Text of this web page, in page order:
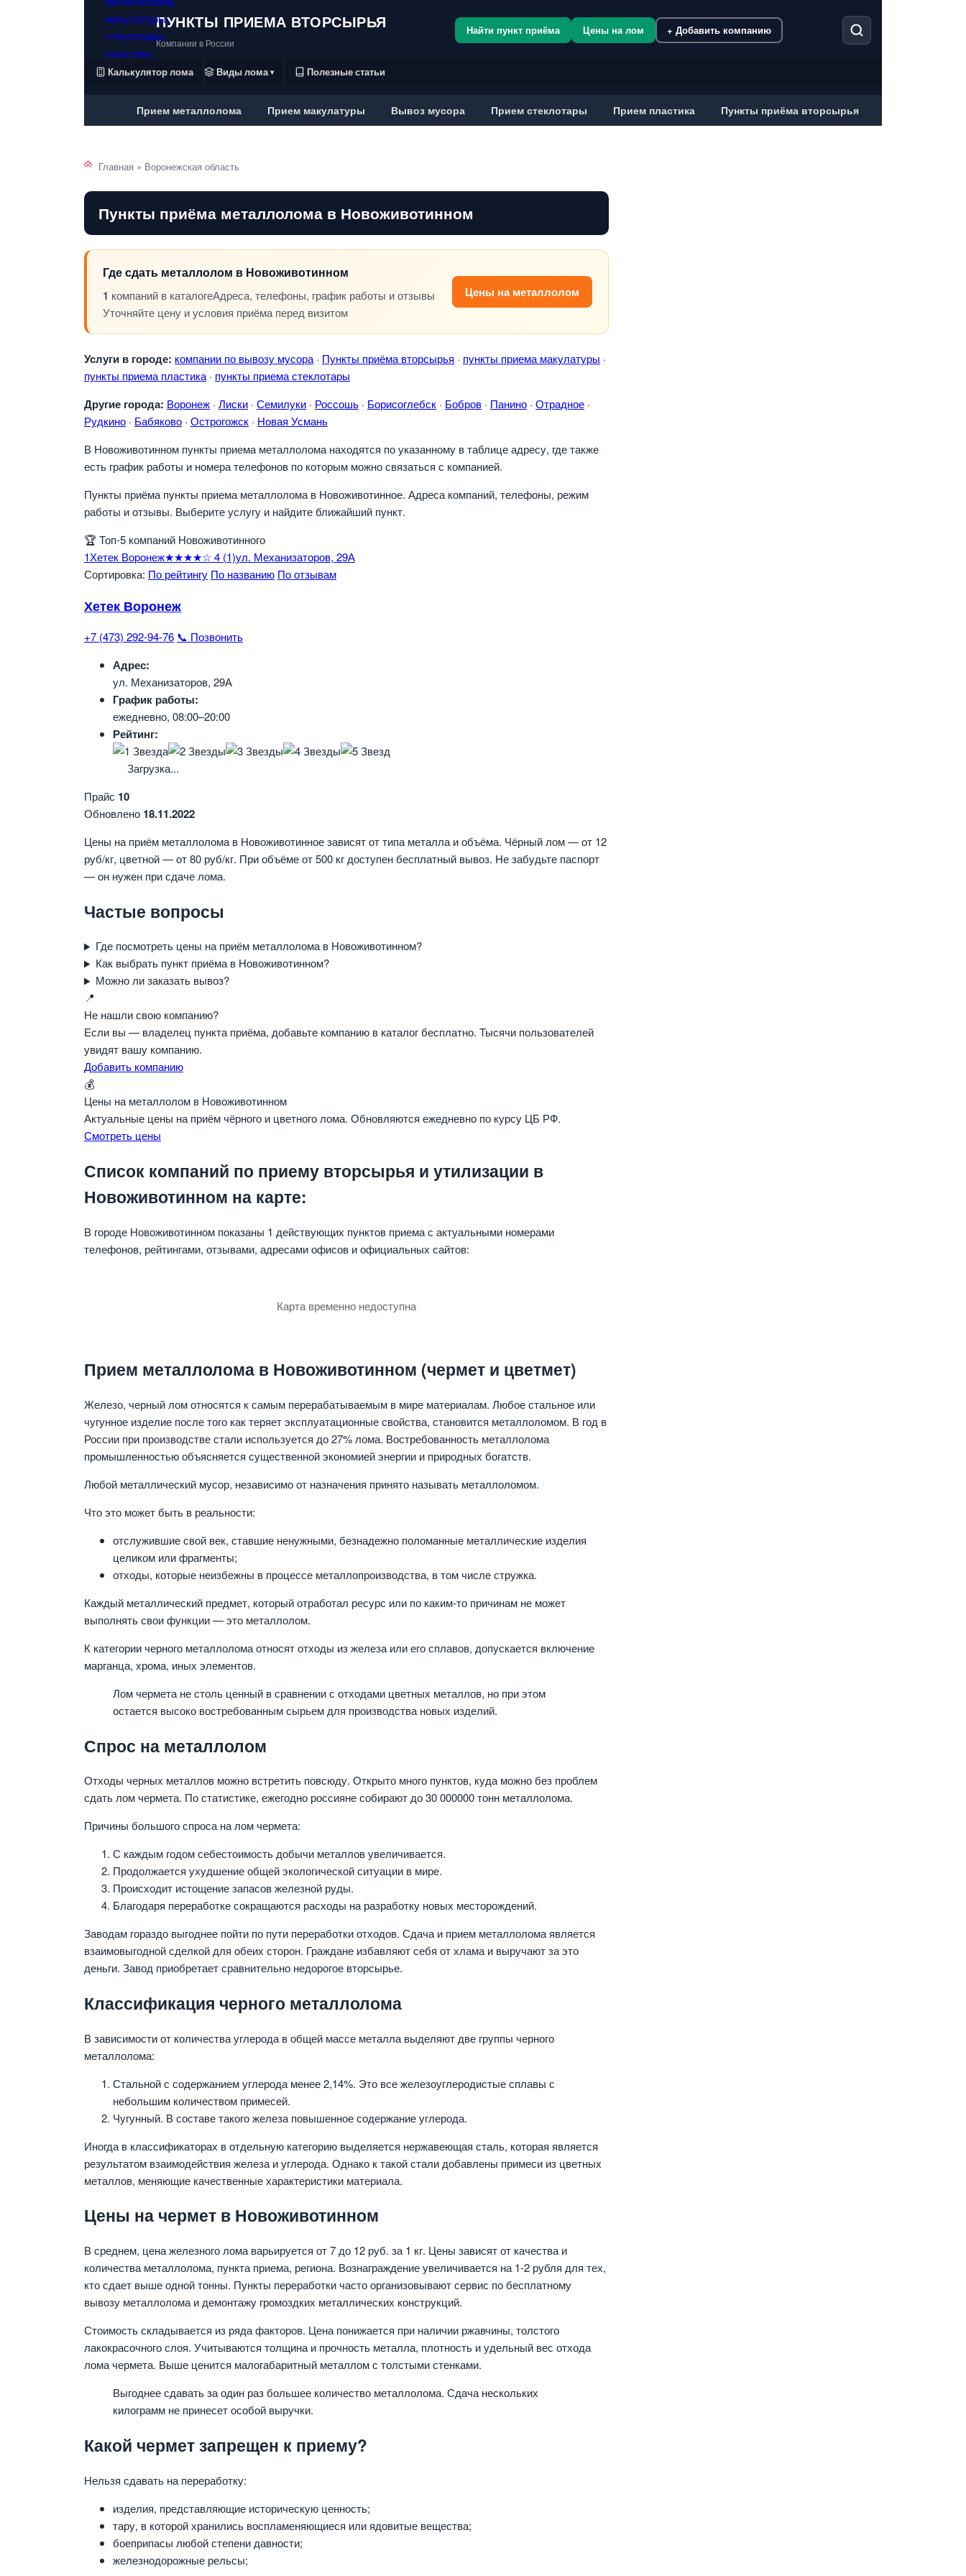
ПУНКТЫ ПРИЕМА ВТОРСЫРЬЯ
Компании в России
Найти пункт приёма Цены на лом + Добавить компанию
Калькулятор лома Виды лома ▾ Полезные статьи
Прием металлолома Прием макулатуры Вывоз мусора Прием стеклотары Прием пластика Пункты приёма вторсырья
Главная » Воронежская область
Пункты приёма металлолома в Новоживотинном
Где сдать металлолом в Новоживотинном
1 компаний в каталогеАдреса, телефоны, график работы и отзывы
Уточняйте цену и условия приёма перед визитом
Цены на металлолом
Услуги в городе: компании по вывозу мусора · Пункты приёма вторсырья · пункты приема макулатуры ·
пункты приема пластика · пункты приема стеклотары
Другие города: Воронеж · Лиски · Семилуки · Россошь · Борисоглебск · Бобров · Панино · Отрадное ·
Рудкино · Бабяково · Острогожск · Новая Усмань
В Новоживотинном пункты приема металлолома находятся по указанному в таблице адресу, где также
есть график работы и номера телефонов по которым можно связаться с компанией.
Пункты приёма пункты приема металлолома в Новоживотинное. Адреса компаний, телефоны, режим
работы и отзывы. Выберите услугу и найдите ближайший пункт.
🏆 Топ-5 компаний Новоживотинного
1Хетек Воронеж★★★★☆ 4 (1)ул. Механизаторов, 29А
Сортировка: По рейтингу По названию По отзывам
Хетек Воронеж
+7 (473) 292-94-76 📞 Позвонить
Адрес:
ул. Механизаторов, 29А
График работы:
ежедневно, 08:00–20:00
Рейтинг:
Загрузка...
Прайс 10
Обновлено 18.11.2022
Цены на приём металлолома в Новоживотинное зависят от типа металла и объёма. Чёрный лом — от 12
руб/кг, цветной — от 80 руб/кг. При объёме от 500 кг доступен бесплатный вывоз. Не забудьте паспорт
— он нужен при сдаче лома.
Частые вопросы
Где посмотреть цены на приём металлолома в Новоживотинном?
Как выбрать пункт приёма в Новоживотинном?
Можно ли заказать вывоз?
📍
Не нашли свою компанию?
Если вы — владелец пункта приёма, добавьте компанию в каталог бесплатно. Тысячи пользователей
увидят вашу компанию.
Добавить компанию
💰
Цены на металлолом в Новоживотинном
Актуальные цены на приём чёрного и цветного лома. Обновляются ежедневно по курсу ЦБ РФ.
Смотреть цены
Список компаний по приему вторсырья и утилизации в
Новоживотинном на карте:
В городе Новоживотинном показаны 1 действующих пунктов приема с актуальными номерами
телефонов, рейтингами, отзывами, адресами офисов и официальных сайтов:
Карта временно недоступна
Прием металлолома в Новоживотинном (чермет и цветмет)
Железо, черный лом относятся к самым перерабатываемым в мире материалам. Любое стальное или
чугунное изделие после того как теряет эксплуатационные свойства, становится металлоломом. В год в
России при производстве стали используется до 27% лома. Востребованность металлолома
промышленностью объясняется существенной экономией энергии и природных богатств.
Любой металлический мусор, независимо от назначения принято называть металлоломом.
Что это может быть в реальности:
отслужившие свой век, ставшие ненужными, безнадежно поломанные металлические изделия
целиком или фрагменты;
отходы, которые неизбежны в процессе металлопроизводства, в том числе стружка.
Каждый металлический предмет, который отработал ресурс или по каким-то причинам не может
выполнять свои функции — это металлолом.
К категории черного металлолома относят отходы из железа или его сплавов, допускается включение
марганца, хрома, иных элементов.
Лом чермета не столь ценный в сравнении с отходами цветных металлов, но при этом
остается высоко востребованным сырьем для производства новых изделий.
Спрос на металлолом
Отходы черных металлов можно встретить повсюду. Открыто много пунктов, куда можно без проблем
сдать лом чермета. По статистике, ежегодно россияне собирают до 30 000000 тонн металлолома.
Причины большого спроса на лом чермета:
С каждым годом себестоимость добычи металлов увеличивается.
Продолжается ухудшение общей экологической ситуации в мире.
Происходит истощение запасов железной руды.
Благодаря переработке сокращаются расходы на разработку новых месторождений.
Заводам гораздо выгоднее пойти по пути переработки отходов. Сдача и прием металлолома является
взаимовыгодной сделкой для обеих сторон. Граждане избавляют себя от хлама и выручают за это
деньги. Завод приобретает сравнительно недорогое вторсырье.
Классификация черного металлолома
В зависимости от количества углерода в общей массе металла выделяют две группы черного
металлолома:
Стальной с содержанием углерода менее 2,14%. Это все железоуглеродистые сплавы с
небольшим количеством примесей.
Чугунный. В составе такого железа повышенное содержание углерода.
Иногда в классификаторах в отдельную категорию выделяется нержавеющая сталь, которая является
результатом взаимодействия железа и углерода. Однако к такой стали добавлены примеси из цветных
металлов, меняющие качественные характеристики материала.
Цены на чермет в Новоживотинном
В среднем, цена железного лома варьируется от 7 до 12 руб. за 1 кг. Цены зависят от качества и
количества металлолома, пункта приема, региона. Вознаграждение увеличивается на 1-2 рубля для тех,
кто сдает выше одной тонны. Пункты переработки часто организовывают сервис по бесплатному
вывозу металлолома и демонтажу громоздких металлических конструкций.
Стоимость складывается из ряда факторов. Цена понижается при наличии ржавчины, толстого
лакокрасочного слоя. Учитываются толщина и прочность металла, плотность и удельный вес отхода
лома чермета. Выше ценится малогабаритный металлом с толстыми стенками.
Выгоднее сдавать за один раз большее количество металлолома. Сдача нескольких
килограмм не принесет особой выручки.
Какой чермет запрещен к приему?
Нельзя сдавать на переработку:
изделия, представляющие историческую ценность;
тару, в которой хранились воспламеняющиеся или ядовитые вещества;
боеприпасы любой степени давности;
железнодорожные рельсы;